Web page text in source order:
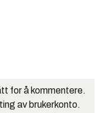
for å kommentere.
av brukerkonto.